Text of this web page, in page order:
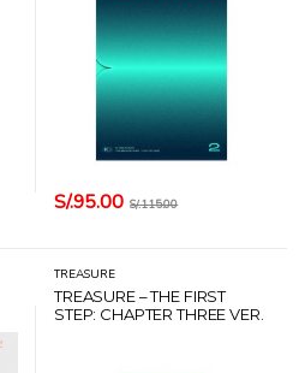
S/.95.00 S/.115.00
TREASURE
TREASURE – THE FIRST
STEP: CHAPTER THREE VER.